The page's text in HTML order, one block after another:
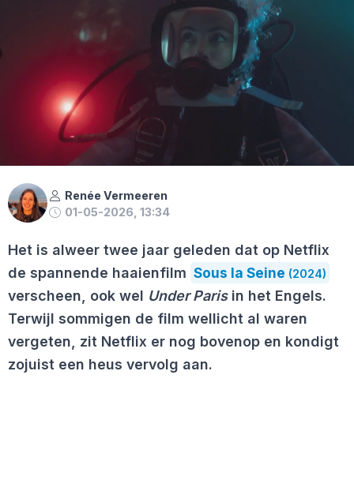
Renée Vermeeren
01-05-2026, 13:34
Het is alweer twee jaar geleden dat op Netflix
de spannende haaienfilm Sous la Seine (2024)
verscheen, ook wel Under Parisin het Engels.
Terwijl sommigen de film wellicht al waren
vergeten, zit Netflix er nog bovenop en kondigt
zojuist een heus vervolg aan.